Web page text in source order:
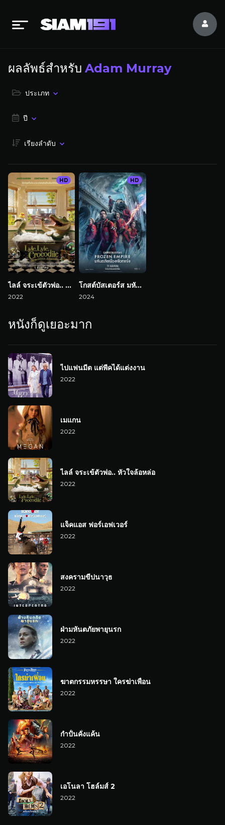
ผลลัพธ์สำหรับ Adam Murray
ประเภท
ปี
เรียงลำดับ
ไลล์ จระเข้ตัวพ่อ.. หัวใจล้อหล่อ
2022
HD
โกสต์บัสเตอร์ส มหันตภัยเมืองเยือกแข็ง
2024
HD
หนังก็ดูเยอะมาก
ไปแฟนมีต แต่พีคได้แต่งงาน
2022
เมแกน
2022
ไลล์ จระเข้ตัวพ่อ.. หัวใจล้อหล่อ
2022
แจ็คแอส ฟอร์เอฟเวอร์
2022
สงครามขีปนาวุธ
2022
ฝ่ามหันตภัยพายุนรก
2022
ฆาตกรรมหรรษา ใครฆ่าเพื่อน
2022
กำปั้นคั่งแค้น
2022
เอโนลา โฮล์มส์ 2
2022